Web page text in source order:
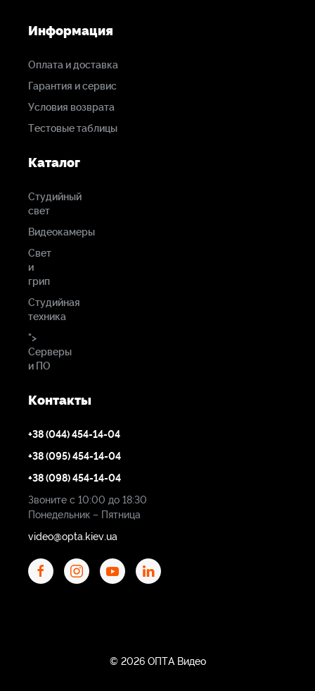
Информация
Оплата и доставка
Гарантия и сервис
Условия возврата
Тестовые таблицы
Каталог
Студийный
свет
Видеокамеры
Свет
и
грип
Студийная
техника
">
Серверы
и ПО
Контакты
+38 (044) 454-14-04
+38 (095) 454-14-04
+38 (098) 454-14-04
Звоните с 10:00 до 18:30
Понедельник – Пятница
video@opta.kiev.ua
© 2026 ОПТА Видео